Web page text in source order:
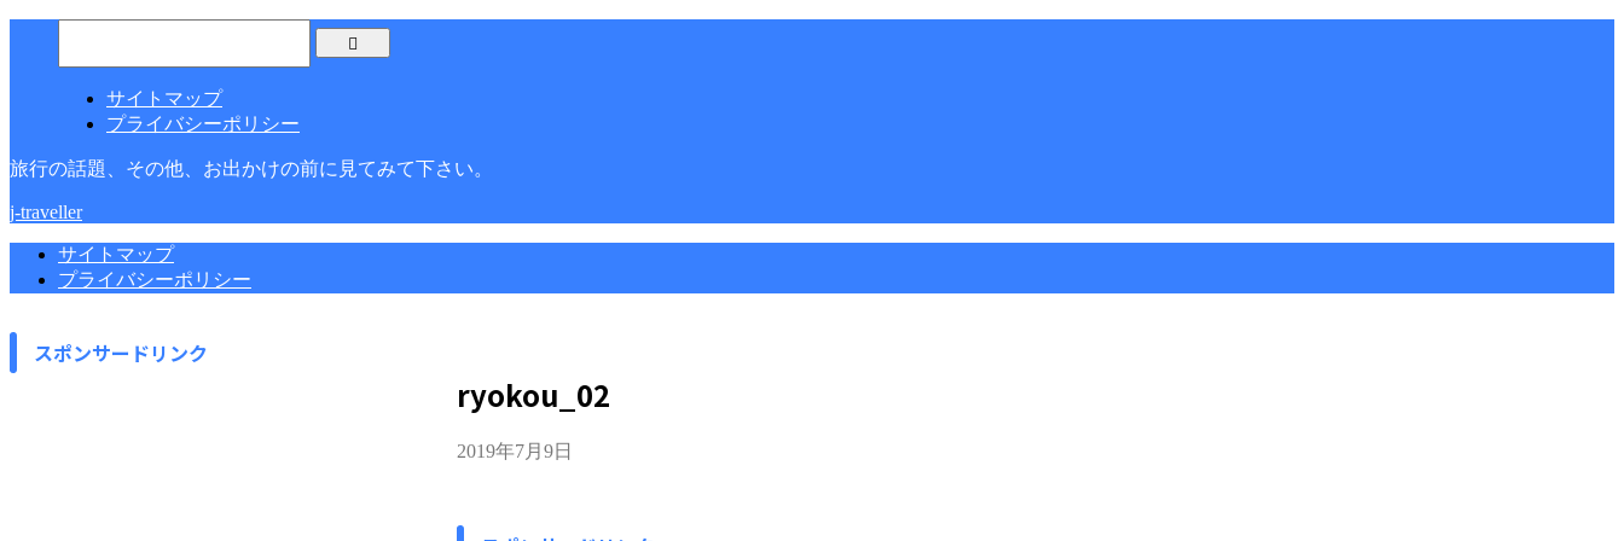
サイトマップ
プライバシーポリシー
旅行の話題、その他、お出かけの前に見てみて下さい。
j-traveller
サイトマップ
プライバシーポリシー
ryokou_02
2019年7月9日
スポンサードリンク